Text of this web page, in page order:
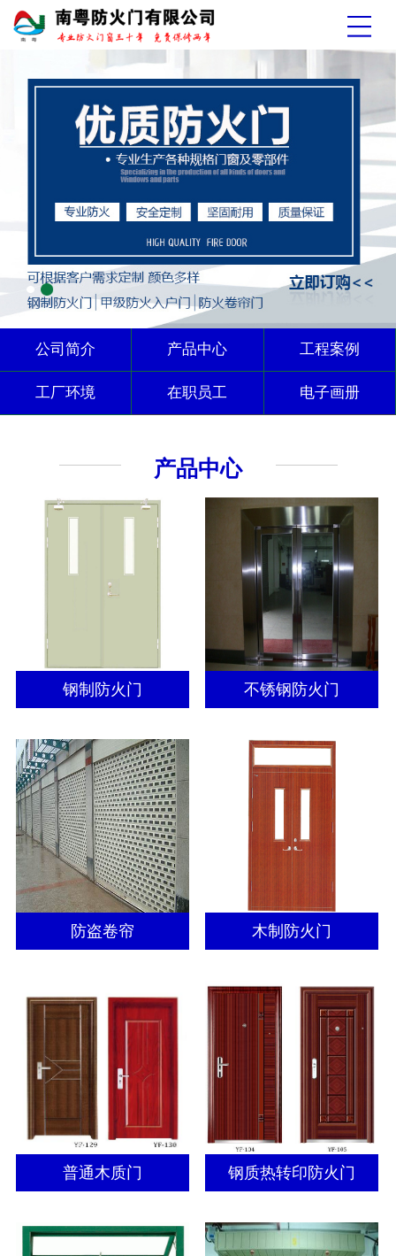
公司简介 产品中心 工程案例
工厂环境 在职员工 电子画册
产品中心
钢制防火门 不锈钢防火门
防盗卷帘 木制防火门
普通木质门 钢质热转印防火门